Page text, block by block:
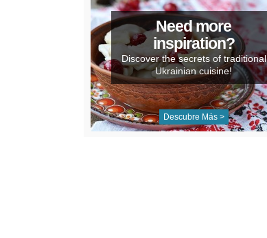
Need more
inspiration?
Discover the secrets of traditional
Ukrainian cuisine!
Descubre Más >